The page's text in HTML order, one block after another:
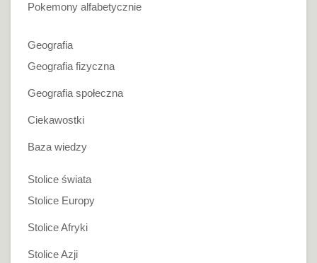
Pokemony alfabetycznie
Geografia
Geografia fizyczna
Geografia społeczna
Ciekawostki
Baza wiedzy
Stolice świata
Stolice Europy
Stolice Afryki
Stolice Azji